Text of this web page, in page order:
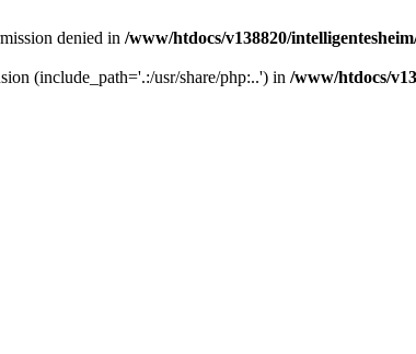
denied in /www/htdocs/v138820/
(include_path='.:/usr/share/php:..') in /www/htdocs/